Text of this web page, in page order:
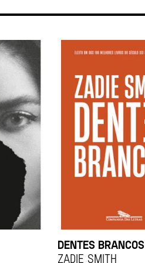
DENTES BRANCOS
Zadie Smith